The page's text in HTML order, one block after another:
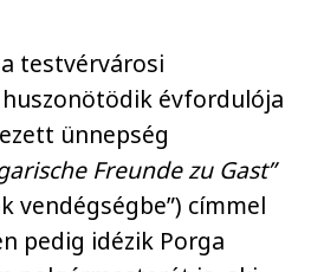
testvérvárosi
évfordulója
ünnepség
Freunde zu Gast”
vendégségbe”) címmel
pedig idézik Porga